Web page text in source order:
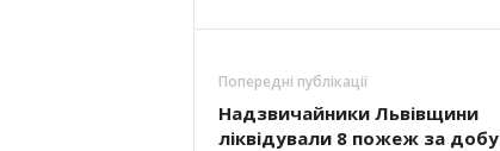
Попередні публікації
Надзвичайники Львівщини
ліквідували 8 пожеж за добу